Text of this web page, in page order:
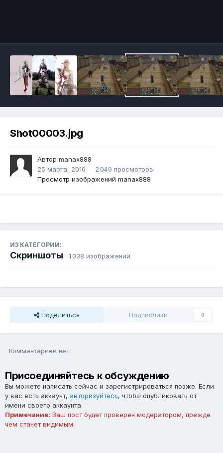
Shot00003.jpg
Автор manax888
25 марта, 2016
2 049 просмотров
Просмотр изображений manax888
ИЗ КАТЕГОРИИ:
Скриншоты · 1 038 изображений
Поделиться Подписчики 0
Комментариев нет
Присоединяйтесь к обсуждению
Вы можете написать сейчас и зарегистрироваться позже. Если
у вас есть аккаунт, авторизуйтесь, чтобы опубликовать от
имени своего аккаунта.
Примечание: Ваш пост будет проверен модератором, прежде
чем станет видимым.